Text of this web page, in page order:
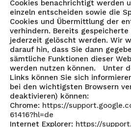
Cookies benachrichtigt werden
einzeln entscheiden sowie die
Cookies und Übermittlung der
verhindern. Bereits gespeicherte
jederzeit gelöscht werden. Wir
darauf hin, dass Sie dann
sämtliche Funktionen dieser
werden nutzen können. Unter
Links können Sie sich
bei den wichtigsten Browsern
deaktivieren) können:
Chrome: https://
61416?hl=de
Internet Explorer: https://